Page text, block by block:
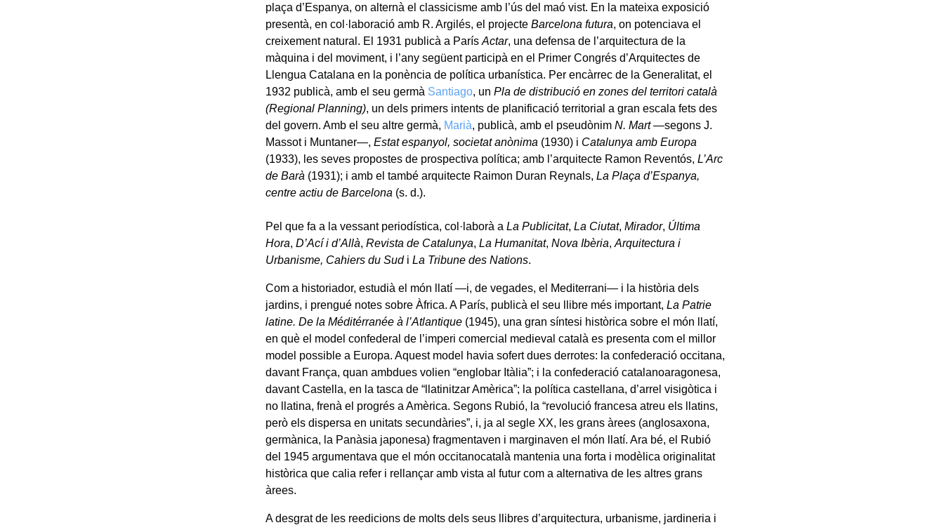
plaça d’Espanya, on alternà el classicisme amb l’ús del maó vist. En la mateixa exposició
presentà, en col·laboració amb R. Argilés, el projecteBarcelona futura, on potenciava el
creixement natural. El 1931 publicà a ParísActar, una defensa de l’arquitectura de la
màquina i del moviment, i l’any següent participà en el Primer Congrés d’Arquitectes de
Llengua Catalana en la ponència de política urbanística. Per encàrrec de la Generalitat, el
1932 publicà, amb el seu germà Santiago, unPla de distribució en zones del territori català
(Regional Planning), un dels primers intents de planificació territorial a gran escala fets des
del govern. Amb el seu altre germà, Marià, publicà, amb el pseudònimN. Mart—segons J.
Massot i Muntaner—,Estat espanyol, societat anònima (1930) i Catalunya amb Europa
(1933), les seves propostes de prospectiva política; amb l’arquitecte Ramon Reventós,L’Arc
de Barà (1931); i amb el també arquitecte Raimon Duran Reynals,La Plaça d’Espanya,
centre actiu de Barcelona (s. d.).
Pel que fa a la vessant periodística, col·laborà aLa Publicitat,La Ciutat,Mirador, Última
Hora,D’Ací i d’Allà,Revista de Catalunya,La Humanitat,Nova Ibèria,Arquitectura i
Urbanisme, Cahiers du SudiLa Tribune des Nations.
Com a historiador, estudià el món llatí —i, de vegades, el Mediterrani— i la història dels
jardins, i prengué notes sobre Àfrica. A París, publicà el seu llibre més important,La Patrie
latine. De la Méditérranée à l’Atlantique (1945), una gran síntesi històrica sobre el món llatí,
en què el model confederal de l’imperi comercial medieval català es presenta com el millor
model possible a Europa. Aquest model havia sofert dues derrotes: la confederació occitana,
davant França, quan ambdues volien“englobar Itàlia”; i la confederació catalanoaragonesa,
davant Castella, en la tasca de“ llatinitzar Amèrica”; la política castellana, d’arrel visigòtica i
no llatina, frenà el progrés a Amèrica. Segons Rubió, la“revolució francesa atreu els llatins,
però els dispersa en unitats secundàries”, i, ja al segle XX, les grans àrees (anglosaxona,
germànica, la Panàsia japonesa) fragmentaven i marginaven el món llatí. Ara bé, el Rubió
del 1945 argumentava que el món occitanocatalà mantenia una forta i modèlica originalitat
històrica que calia refer i rellançar amb vista al futur com a alternativa de les altres grans
àrees.
A desgrat de les reedicions de molts dels seus llibres d’arquitectura, urbanisme, jardineria i